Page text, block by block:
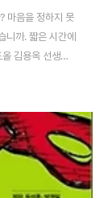
마음을 정하지 못
니까. 짧은 시간에
김용옥 선생이
하나를 말씀 드
될 자격이 없다는
정하게 됩니다.
또 다른 선택 기준
것은 바로 후회하